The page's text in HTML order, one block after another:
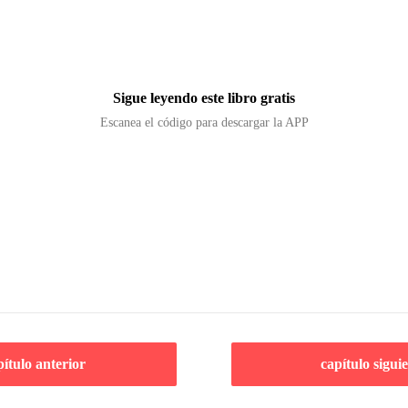
Sigue leyendo este libro gratis
Escanea el código para descargar la APP
anterior capítulo